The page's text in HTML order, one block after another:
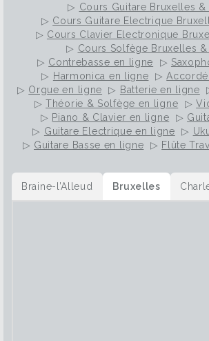
▷ Cours Guitare Bruxelles
▷ Cours Guitare Electrique
▷ Cours Clavier Electronique
▷ Cours Solfège Bruxelles
▷ Contrebasse en ligne ▷
▷ Harmonica en ligne ▷
▷ Orgue en ligne ▷ Batterie en ligne
▷Théorie & Solfège en ligne ▷
▷ Piano & Clavier en ligne ▷
▷ Guitare Electrique en ligne ▷
▷ Guitare Basse en ligne ▷ Flûte
Braine-l’Alleud Bruxelles